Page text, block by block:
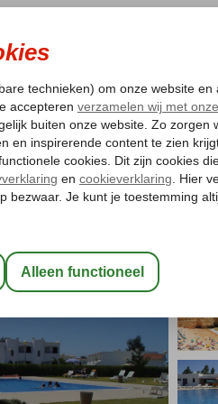
ZOMER 2026 ZONVAKANTIE
Gratis annuleren*